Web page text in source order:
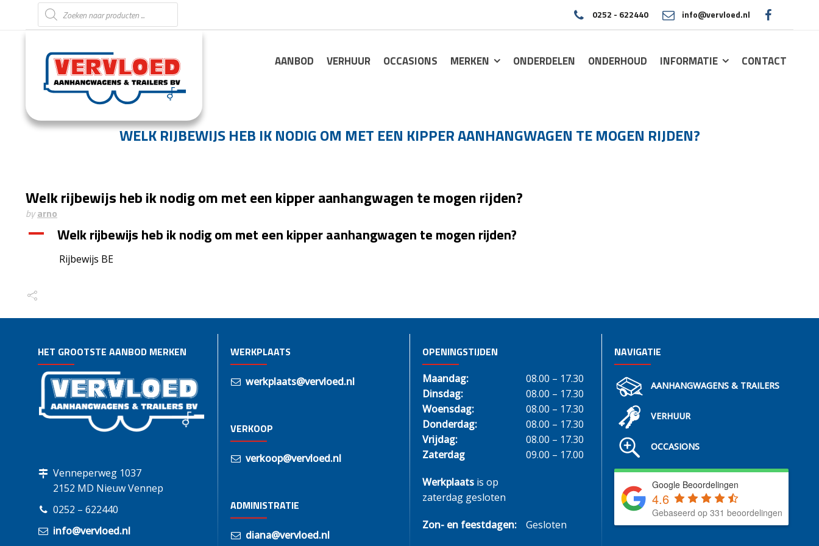
Producten zoeken
0252 - 622440 info@vervloed.nl
AANBOD VERHUUR OCCASIONS MERKEN ONDERDELEN ONDERHOUD INFORMATIE CONTACT
WELK RIJBEWIJS HEB IK NODIG OM MET EEN KIPPER AANHANGWAGEN TE MOGEN RIJDEN?
Welk rijbewijs heb ik nodig om met een kipper aanhangwagen te mogen rijden?
byarno
A Welk rijbewijs heb ik nodig om met een kipper aanhangwagen te mogen rijden?
Rijbewijs BE
HET GROOTSTE AANBOD MERKEN
Venneperweg 1037
2152 MD Nieuw Vennep
0252 – 622440
info@vervloed.nl
WERKPLAATS
werkplaats@vervloed.nl
VERKOOP
verkoop@vervloed.nl
ADMINISTRATIE
diana@vervloed.nl
OPENINGSTIJDEN
Maandag:
08.00 – 17.30
Dinsdag:
08.00 – 17.30
Woensdag:
08.00 – 17.30
Donderdag:
08.00 – 17.30
Vrijdag:
08.00 – 17.30
Zaterdag
09.00 – 17.00
Werkplaats is op
zaterdag gesloten
Zon- en feestdagen: Gesloten
NAVIGATIE
AANHANGWAGENS & TRAILERS
VERHUUR
OCCASIONS
Google Beoordelingen
4.6
Gebaseerd op 331 beoordelingen